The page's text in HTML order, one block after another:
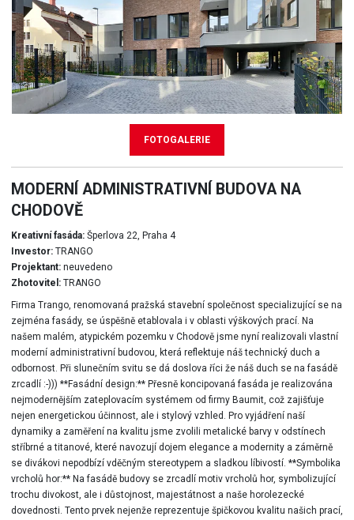
FOTOGALERIE
MODERNÍ ADMINISTRATIVNÍ BUDOVA NA
CHODOVĚ
Kreativní fasáda:Šperlova 22, Praha 4
Investor:TRANGO
Projektant:neuvedeno
Zhotovitel:TRANGO
Firma Trango, renomovaná pražská stavební společnost specializující se na
zejména fasády, se úspěšně etablovala i v oblasti výškových prací. Na
našem malém, atypickém pozemku v Chodově jsme nyní realizovali vlastní
moderní administrativní budovou, která reflektuje náš technický duch a
odbornost. Při slunečním svitu se dá doslova říci že náš duch se na fasádě
zrcadlí :-))) **Fasádní design:** Přesně koncipovaná fasáda je realizována
nejmodernějším zateplovacím systémem od firmy Baumit, což zajišťuje
nejen energetickou účinnost, ale i stylový vzhled. Pro vyjádření naší
dynamiky a zaměření na kvalitu jsme zvolili metalické barvy v odstínech
stříbrné a titanové, které navozují dojem elegance a modernity a záměrně
se divákovi nepodbízí vděčným stereotypem a sladkou líbivostí. **Symbolika
vrcholů hor:** Na fasádě budovy se zrcadlí motiv vrcholů hor, symbolizující
trochu divokost, ale i důstojnost, majestátnost a naše horolezecké
dovednosti. Tento prvek nejenže reprezentuje špičkovou kvalitu našich prací,